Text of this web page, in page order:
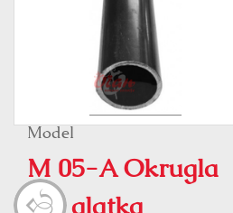
Model
M 05-A Okrugla
cev glatka